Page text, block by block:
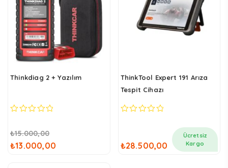
Thinkdiag 2 + Yazılım
of
5
₺15.000,00
Orijinal
fiyat:
₺13.000,00
Şu
andaki
ThinkTool Expert 191 Arıza
Tespit Cihazı
5
₺28.500,00
Ücretsiz
Kargo